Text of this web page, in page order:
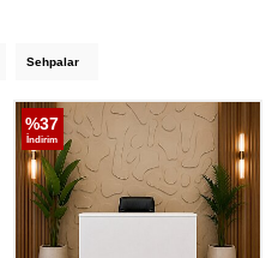
Sehpalar
%37
İndirim